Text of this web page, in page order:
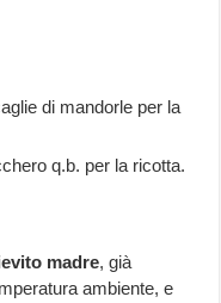
di mandorle per la
q.b. per la ricotta.
madre, già
ambiente, e